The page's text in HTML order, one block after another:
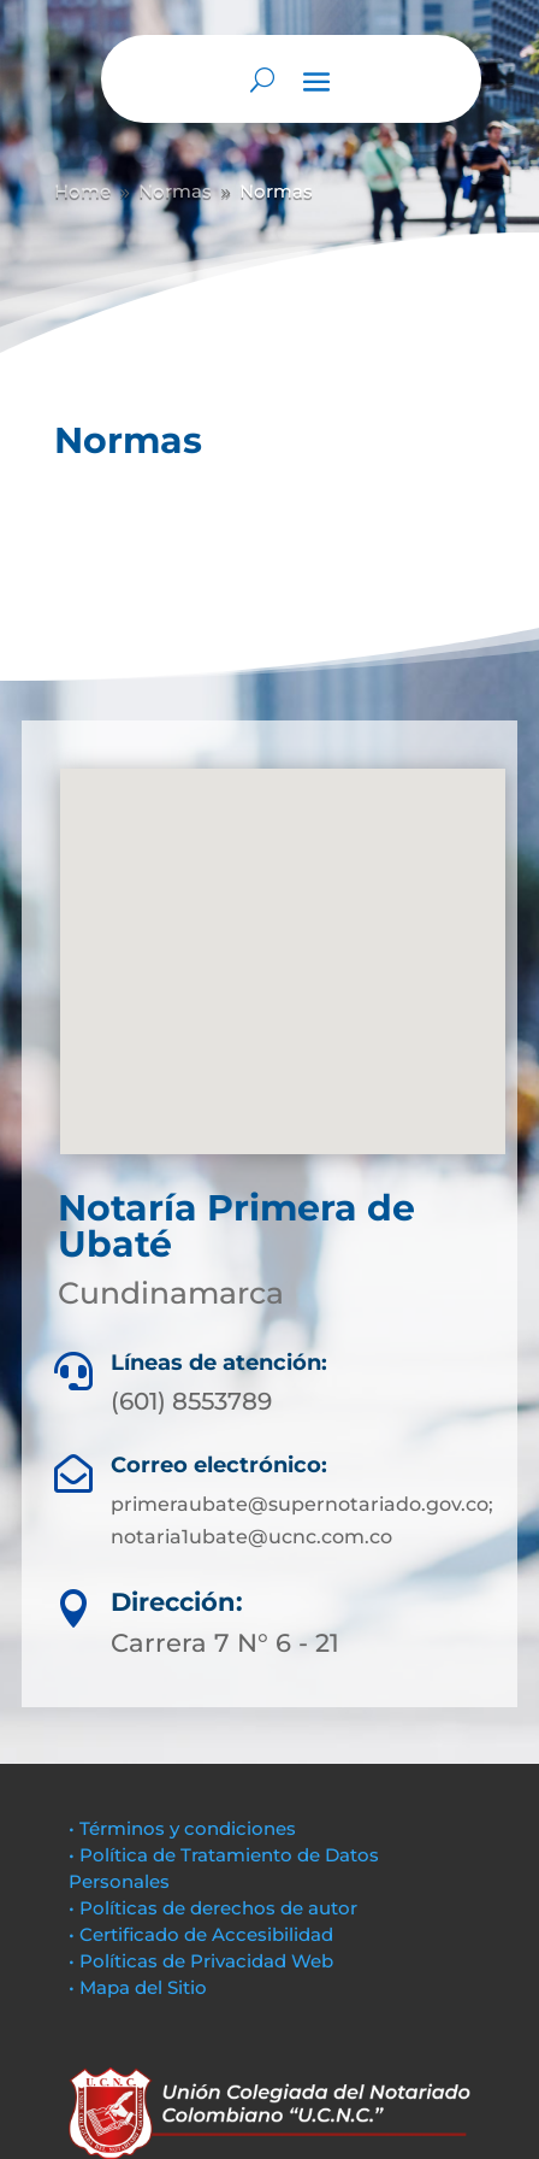
Abrir barra de herramientas
Home 9 Normas 9 Normas
Normas
Notaría Primera de
Ubaté
Cundinamarca
 Líneas de atención:
(601) 8553789
 Correo electrónico:
primeraubate@supernotariado.gov.co;
notaria1ubate@ucnc.com.co

Dirección:
Carrera 7 N° 6 - 21
• Términos y condiciones
• Política de Tratamiento de Datos
Personales
• Políticas de derechos de autor
• Certificado de Accesibilidad
• Políticas de Privacidad Web
• Mapa del Sitio